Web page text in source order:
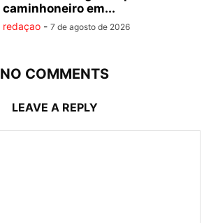
caminhoneiro em...
redaçao - 7 de agosto de 2026
NO COMMENTS
LEAVE A REPLY